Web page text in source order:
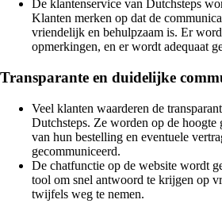
De klantenservice van Dutchsteps
Klanten merken op dat de
vriendelijk en behulpzaam is. Er
opmerkingen, en er wordt adequaat
Transparante en duidelijke
Veel klanten waarderen de
Dutchsteps. Ze worden op de hoogte
van hun bestelling en eventuele
gecommuniceerd.
De chatfunctie op de website wordt
tool om snel antwoord te krijgen op
twijfels weg te nemen.